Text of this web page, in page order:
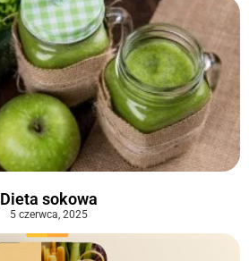
Dieta sokowa
5 czerwca, 2025